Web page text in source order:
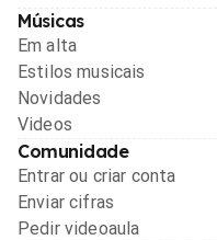
Músicas
Em alta
Estilos musicais
Novidades
Videos
Comunidade
Entrar ou criar conta
Enviar cifras
Pedir videoaula